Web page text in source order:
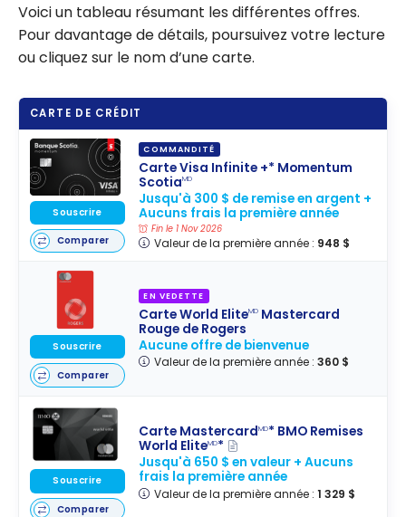
Voici un tableau résumant les différentes offres.
Pour davantage de détails, poursuivez votre lecture
ou cliquez sur le nom d’une carte.
CARTE DE CRÉDIT
COMMANDITÉ
Carte Visa Infinite +* Momentum
ScotiaMD
Jusqu'à 300 $ de remise en argent +
Aucuns frais la première année
Fin le 1 Nov 2026
Valeur de la première année : 948 $
Souscrire
Comparer
EN VEDETTE
Carte World EliteMD Mastercard
Rouge de Rogers
Aucune offre de bienvenue
Valeur de la première année : 360 $
Souscrire
Comparer
Carte MastercardMD* BMO Remises
World EliteMD*
Jusqu'à 650 $ en valeur + Aucuns
frais la première année
Valeur de la première année : 1 329 $
Souscrire
Comparer